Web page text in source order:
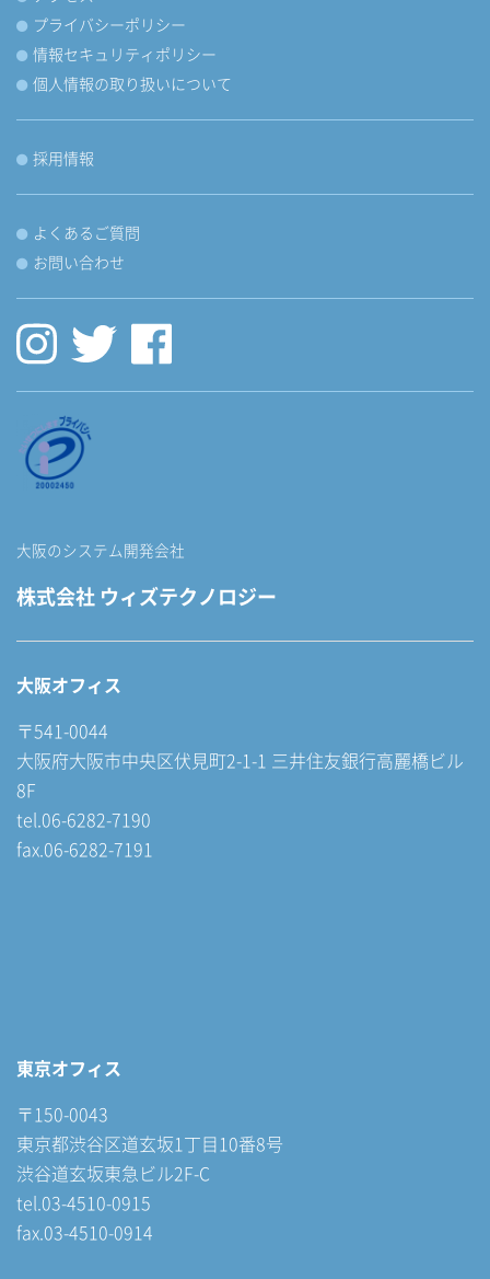
プライバシーポリシー
情報セキュリティポリシー
個人情報の取り扱いについて
採用情報
よくあるご質問
お問い合わせ
大阪のシステム開発会社
株式会社 ウィズテクノロジー
大阪オフィス
〒541-0044
大阪府大阪市中央区伏見町2-1-1 三井住友銀行高麗橋ビル
8F
tel.06-6282-7190
fax.06-6282-7191
東京オフィス
〒150-0043
東京都渋谷区道玄坂1丁目10番8号
渋谷道玄坂東急ビル2F-C
tel.03-4510-0915
fax.03-4510-0914